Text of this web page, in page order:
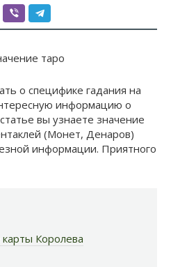
о специфике гадания на
информацию о
вы узнаете значение
(Монет, Денаров)
информации. Приятного
Королева